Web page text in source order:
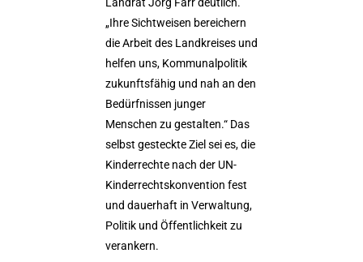
„Ihre Sichtweisen bereichern
die Arbeit des Landkreises und
helfen uns, Kommunalpolitik
zukunftsfähig und nah an den
Bedürfnissen junger
Menschen zu gestalten.“ Das
selbst gesteckte Ziel sei es, die
Kinderrechte nach der UN-
Kinderrechtskonvention fest
und dauerhaft in Verwaltung,
Politik und Öffentlichkeit zu
verankern.